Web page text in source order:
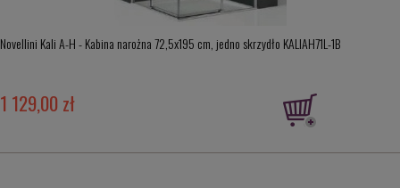
Novellini Kali A-H - Kabina narożna 72,5x195 cm, jedno skrzydło KALIAH71L-1B
1 129,00 zł